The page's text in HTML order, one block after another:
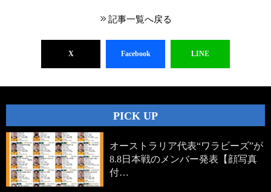
記事一覧へ戻る
X Facebook LINE
PICK UP
オーストラリア代表“ワラビーズ”が
8.8日本戦のメンバー発表【顔写真
付…